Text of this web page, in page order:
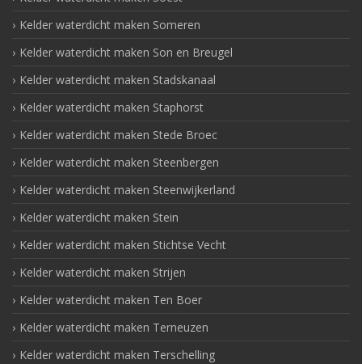
Kelder waterdicht maken Someren
Kelder waterdicht maken Son en Breugel
Kelder waterdicht maken Stadskanaal
Kelder waterdicht maken Staphorst
Kelder waterdicht maken Stede Broec
Kelder waterdicht maken Steenbergen
Kelder waterdicht maken Steenwijkerland
Kelder waterdicht maken Stein
Kelder waterdicht maken Stichtse Vecht
Kelder waterdicht maken Strijen
Kelder waterdicht maken Ten Boer
Kelder waterdicht maken Terneuzen
Kelder waterdicht maken Terschelling